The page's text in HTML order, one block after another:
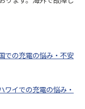
での充電の悩み・不安
ワイでの充電の悩み・